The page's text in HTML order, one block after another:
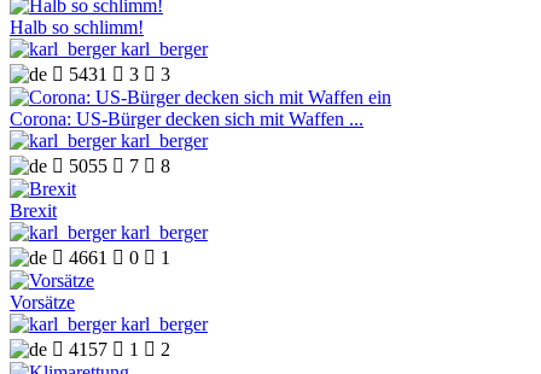
Halb so schlimm!
karl_berger
 5431  3  3
Corona: US-Bürger decken sich mit Waffen ...
karl_berger
 5055  7  8
Brexit
karl_berger
 4661  0  1
Vorsätze
karl_berger
 4157  1  2